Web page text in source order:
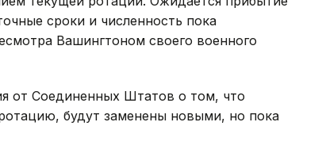
сроки и численность пока
Вашингтоном своего военного
от Соединенных Штатов о том, что
будут заменены новыми, но пока